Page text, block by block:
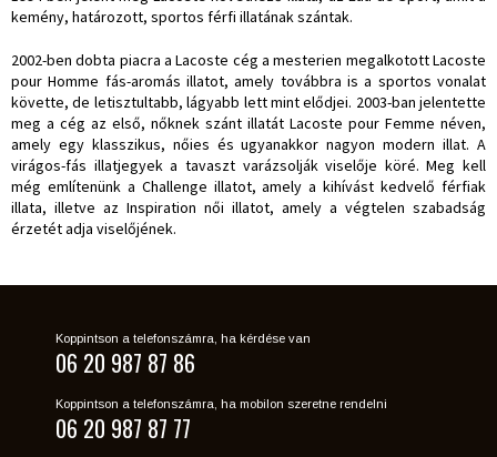
kemény, határozott, sportos férfi illatának szántak.
2002-ben dobta piacra a Lacoste cég a mesterien megalkotott Lacoste
pour Homme fás-aromás illatot, amely továbbra is a sportos vonalat
követte, de letisztultabb, lágyabb lett mint elődjei. 2003-ban jelentette
meg a cég az első, nőknek szánt illatát Lacoste pour Femme néven,
amely egy klasszikus, nőies és ugyanakkor nagyon modern illat. A
virágos-fás illatjegyek a tavaszt varázsolják viselője köré. Meg kell
még említenünk a Challenge illatot, amely a kihívást kedvelő férfiak
illata, illetve az Inspiration női illatot, amely a végtelen szabadság
érzetét adja viselőjének.
Koppintson a telefonszámra, ha kérdése van
06 20 987 87 86
Koppintson a telefonszámra, ha mobilon szeretne rendelni
06 20 987 87 77